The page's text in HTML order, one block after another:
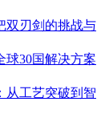
双刃剑的挑战与
球30国解决方案
从工艺突破到智